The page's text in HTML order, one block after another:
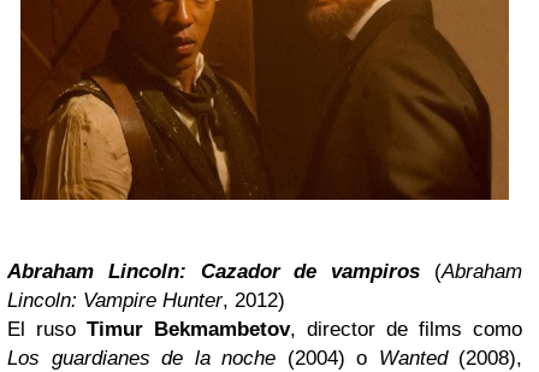
Abraham Lincoln: Cazador de vampiros (Abraham
Lincoln: Vampire Hunter, 2012)
El ruso Timur Bekmambetov, director de films como
Los guardianes de la noche (2004) o Wanted(2008),